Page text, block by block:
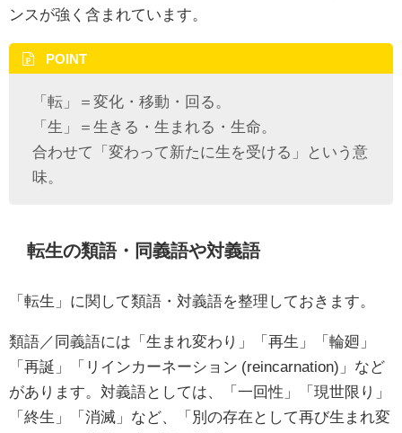
ンスが強く含まれています。
POINT
「転」＝変化・移動・回る。
「生」＝生きる・生まれる・生命。
合わせて「変わって新たに生を受ける」という意
味。
転生の類語・同義語や対義語
「転生」に関して類語・対義語を整理しておきます。
類語／同義語には「生まれ変わり」「再生」「輪廻」
「再誕」「リインカーネーション (reincarnation)」など
があります。対義語としては、「一回性」「現世限り」
「終生」「消滅」など、「別の存在として再び生まれ変